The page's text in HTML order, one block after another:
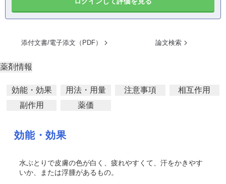
添付文書/電子添文（PDF） 論文検索
薬剤情報
効能・効果 用法・用量 注意事項
相互作用
副作用
薬価
効能・効果
水ぶとりで皮膚の色が白く、疲れやすくて、汗をかきやす
いか、または浮腫があるもの。